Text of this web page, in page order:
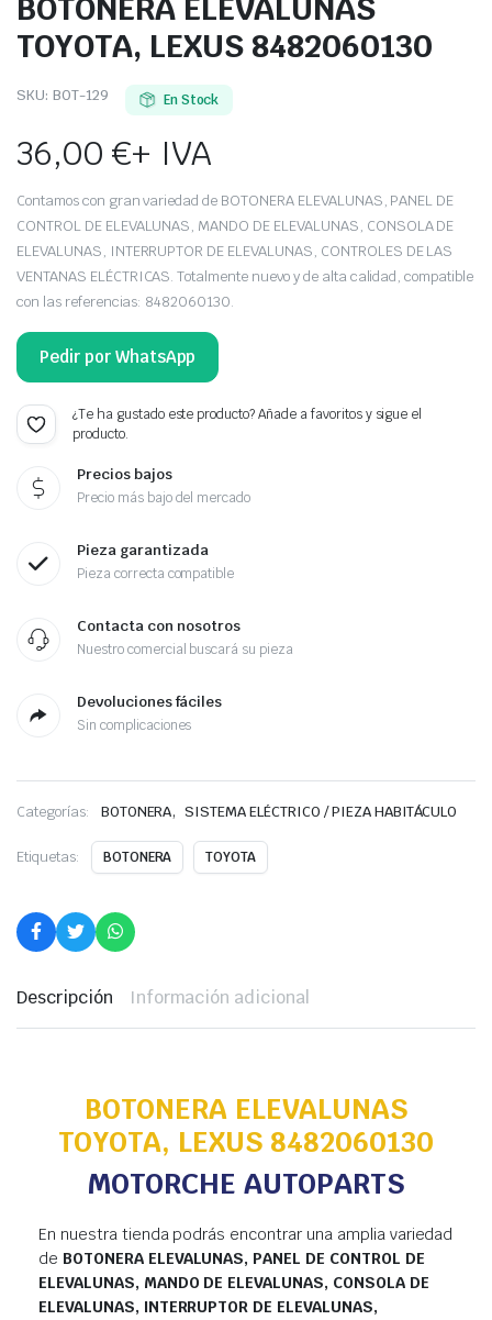
BOTONERA ELEVALUNAS
TOYOTA, LEXUS 8482060130
SKU: BOT-129 En Stock
36,00€+ IVA
Contamos con gran variedad de BOTONERA ELEVALUNAS, PANEL DE
CONTROL DE ELEVALUNAS, MANDO DE ELEVALUNAS, CONSOLA DE
ELEVALUNAS, INTERRUPTOR DE ELEVALUNAS, CONTROLES DE LAS
VENTANAS ELÉCTRICAS. Totalmente nuevo y de alta calidad, compatible
con las referencias: 8482060130.
Pedir por WhatsApp
¿Te ha gustado este producto? Añade a favoritos y sigue el
producto.
Precios bajos
Precio más bajo del mercado
Pieza garantizada
Pieza correcta compatible
Contacta con nosotros
Nuestro comercial buscará su pieza
Devoluciones fáciles
Sin complicaciones
Categorías: BOTONERA, SISTEMA ELÉCTRICO / PIEZA HABITÁCULO
Etiquetas: BOTONERA TOYOTA
Descripción Información adicional
BOTONERA ELEVALUNAS
TOYOTA, LEXUS 8482060130
MOTORCHE AUTOPARTS
En nuestra tienda podrás encontrar una amplia variedad
de BOTONERA ELEVALUNAS, PANEL DE CONTROL DE
ELEVALUNAS, MANDO DE ELEVALUNAS, CONSOLA DE
ELEVALUNAS, INTERRUPTOR DE ELEVALUNAS,